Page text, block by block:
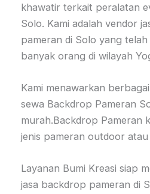
khawatir terkait peralatan
Solo. Kami adalah vendor
pameran di Solo yang
banyak orang di wilayah
Kami menawarkan
sewa Backdrop Pameran
murah.Backdrop Pameran
jenis pameran outdoor atau
Layanan Bumi Kreasi siap
jasa backdrop pameran di